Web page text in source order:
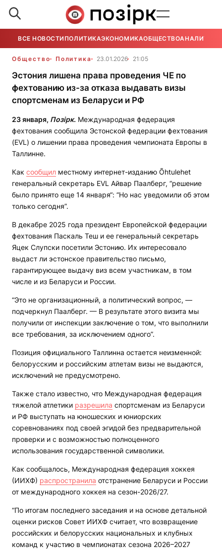
ВСЕ НОВОСТИ ПОЛИТИКАЭКОНОМИКАОБЩЕСТВОАНАЛИТИКА
Общество Политика 23.01.2026 21:05
Эстония лишена права проведения ЧЕ по
фехтованию из-за отказа выдавать визы
спортсменам из Беларуси и РФ
23 января, Позірк. Международная федерация
фехтования сообщила Эстонской федерации фехтования
(EVL) о лишении права проведения чемпионата Европы в
Таллинне.
Как сообщил местному интернет-изданию Õhtulehet
генеральный секретарь EVL Айвар Паалберг, “решение
было принято еще 14 января“: “Но нас уведомили об этом
только сегодня”.
В декабре 2025 года президент Европейской федерации
фехтования Паскаль Теш и ее генеральный секретарь
Яцек Слупски посетили Эстонию. Их интересовало
выдаст ли эстонское правительство письмо,
гарантирующее выдачу виз всем участникам, в том
числе и из Беларуси и России.
“Это не организационный, а политический вопрос, —
подчеркнул Паалберг. — В результате этого визита мы
получили от инспекции заключение о том, что выполнили
все требования, за исключением одного”.
Позиция официального Таллинна остается неизменной:
белорусским и российским атлетам визы не выдаются,
исключений не предусмотрено.
Также стало известно, что Международная федерация
тяжелой атлетики разрешила спортсменам из Беларуси
и РФ выступать на юношеских и юниорских
соревнованиях под своей эгидой без предварительной
проверки и с возможностью полноценного
использования государственной символики.
Как сообщалось, Международная федерация хоккея
(ИИХФ) распространила отстранение Беларуси и России
от международного хоккея на сезон-2026/27.
“По итогам последнего заседания и на основе детальной
оценки рисков Совет ИИХФ считает, что возвращение
российских и белорусских национальных и клубных
команд к участию в чемпионатах сезона 2026–2027